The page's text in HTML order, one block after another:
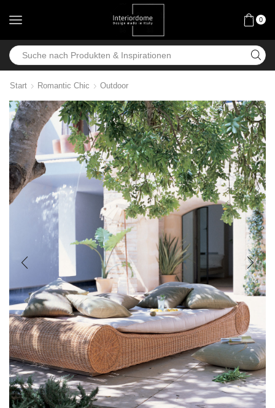
0
Start Romantic Chic Outdoor